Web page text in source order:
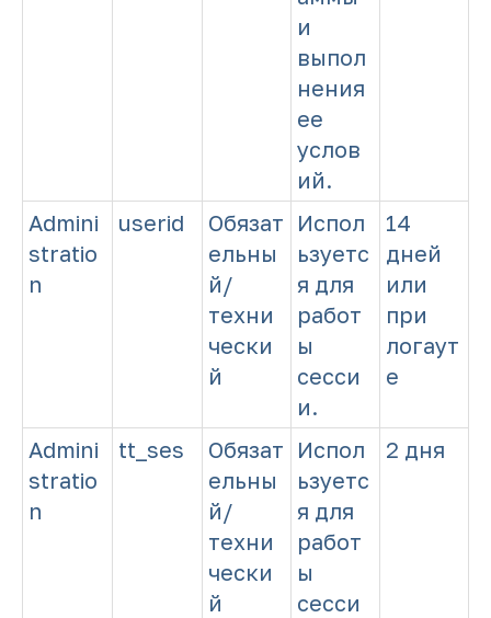
и
выпол
нения
ее
услов
ий.
Admini
stratio
n
userid
Обязат
ельны
й/
техни
чески
й
Испол
ьзуетс
я для
работ
ы
сесси
и.
14
дней
или
при
логаут
е
Admini
stratio
n
tt_ses
Обязат
ельны
й/
техни
чески
й
Испол
ьзуетс
я для
работ
ы
сесси
2 дня